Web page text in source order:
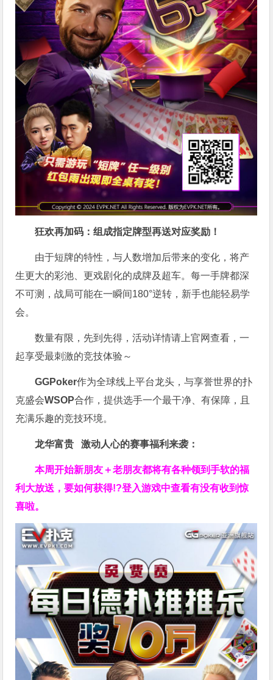
狂欢再加码：组成指定牌型再送对应奖励！
由于短牌的特性，与人数增加后带来的变化，将产
生更大的彩池、更戏剧化的成牌及超车。每一手牌都深
不可测，战局可能在一瞬间180°逆转，新手也能轻易学
会。
数量有限，先到先得，活动详情请上官网查看，一
起享受最刺激的竞技体验～
GGPoker作为全球线上平台龙头，与享誉世界的扑
克盛会WSOP合作，提供选手一个最干净、有保障，且
充满乐趣的竞技环境。
龙华富贵 激动人心的赛事福利来袭：
本周开始新朋友＋老朋友都将有各种领到手软的福
利大放送，要如何获得!?登入游戏中查看有没有收到惊
喜啦。